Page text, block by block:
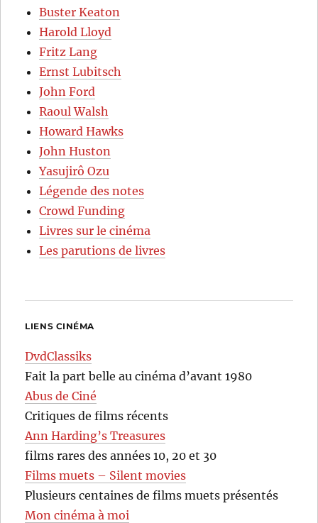
Buster Keaton
Harold Lloyd
Fritz Lang
Ernst Lubitsch
John Ford
Raoul Walsh
Howard Hawks
John Huston
Yasujirô Ozu
Légende des notes
Crowd Funding
Livres sur le cinéma
Les parutions de livres
LIENS CINÉMA
DvdClassiks
Fait la part belle au cinéma d’avant 1980
Abus de Ciné
Critiques de films récents
Ann Harding’s Treasures
films rares des années 10, 20 et 30
Films muets – Silent movies
Plusieurs centaines de films muets présentés
Mon cinéma à moi